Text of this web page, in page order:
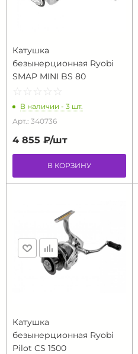
Катушка
безынерционная Ryobi
SMAP MINI BS 80
☆ ☆ ☆ ☆ ☆
★ ★ ★ ★ ★
В наличии - 3 шт.
Арт.: 340736
4 855 ₽/шт
В КОРЗИНУ
Катушка
безынерционная Ryobi
Pilot CS 1500